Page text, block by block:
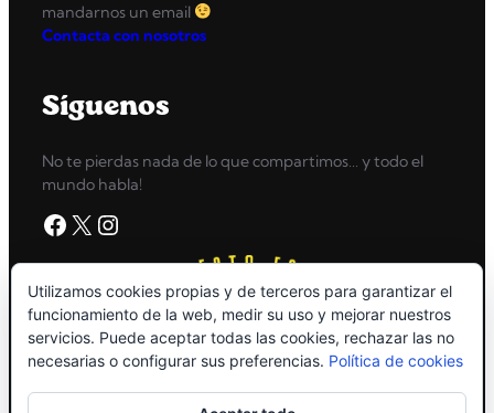
mandarnos un email
Contacta con nosotros
Síguenos
No te pierdas nada de lo que compartimos… y todo el
mundo habla!
Facebook X Instagram
Utilizamos cookies propias y de terceros para garantizar el
funcionamiento de la web, medir su uso y mejorar nuestros
servicios. Puede aceptar todas las cookies, rechazar las no
necesarias o configurar sus preferencias. Política de cookies